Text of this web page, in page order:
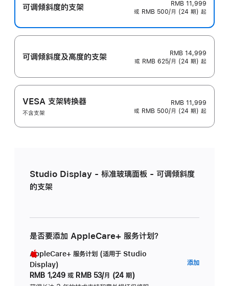
可调倾斜度的支架
RMB 11,999
或 RMB 500/月 (24 期) 起
可调倾斜度及高‍度的支‍架
RMB 14,999
或 RMB 625/月 (24 期) 起
VESA 支架转换器
不含支架
RMB 11,999
或 RMB 500/月 (24 期) 起
Studio Display - 标准玻璃面板 - 可调倾斜度
的支架
是否要添加 AppleCare+ 服务计划？
AppleCare+ 服务计划 (适用于 Studio
Display)
RMB 1,249 或 RMB 53/月 (24 期)
添加